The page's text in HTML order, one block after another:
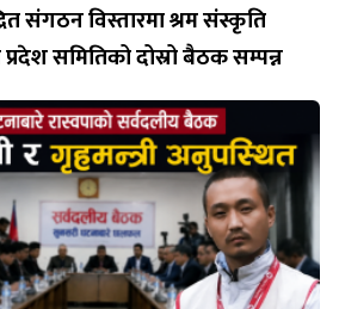
संगठन विस्तारमा श्रम संस्कृति
प्रदेश समितिको दोस्रो बैठक सम्पन्न